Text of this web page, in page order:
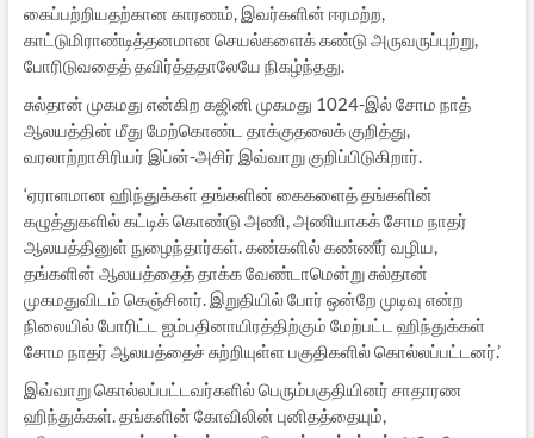
கைப்பற்றியதற்கான காரணம், இவர்களின் ஈரமற்ற,
காட்டுமிராண்டித்தனமான செயல்களைக் கண்டு அருவருப்புற்று,
போரிடுவதைத் தவிர்த்ததாலேயே நிகழ்ந்தது.
சுல்தான் முகமது என்கிற கஜினி முகமது 1024-இல் சோம நாத்
ஆலயத்தின் மீது மேற்கொண்ட தாக்குதலைக் குறித்து,
வரலாற்றாசிரியர் இப்ன்-அசிர் இவ்வாறு குறிப்பிடுகிறார்.
‘ஏராளமான ஹிந்துக்கள் தங்களின் கைகளைத் தங்களின்
கழுத்துகளில் கட்டிக் கொண்டு அணி, அணியாகக் சோம நாதர்
ஆலயத்தினுள் நுழைந்தார்கள். கண்களில் கண்ணீர் வழிய,
தங்களின் ஆலயத்தைத் தாக்க வேண்டாமென்று சுல்தான்
முகமதுவிடம் கெஞ்சினர். இறுதியில் போர் ஒன்றே முடிவு என்ற
நிலையில் போரிட்ட ஐம்பதினாயிரத்திற்கும் மேற்பட்ட ஹிந்துக்கள்
சோம நாதர் ஆலயத்தைச் சுற்றியுள்ள பகுதிகளில் கொல்லப்பட்டனர்.’
இவ்வாறு கொல்லப்பட்டவர்களில் பெரும்பகுதியினர் சாதாரண
ஹிந்துக்கள். தங்களின் கோவிலின் புனிதத்தையும்,